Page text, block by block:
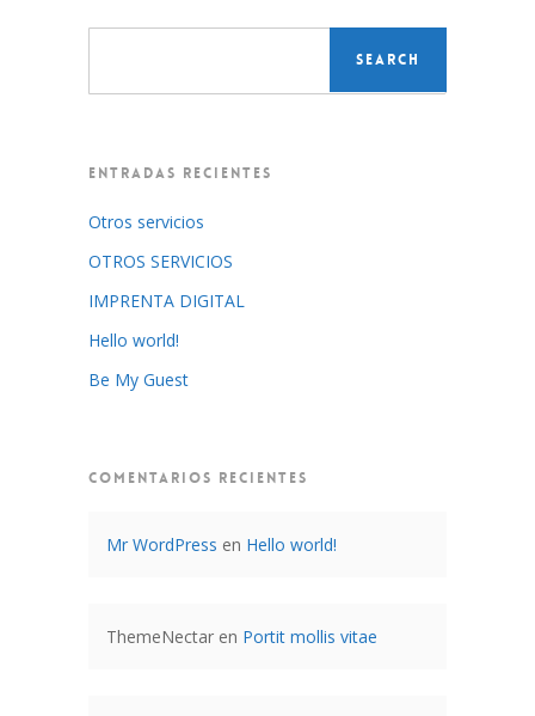
ENTRADAS RECIENTES
Otros servicios
OTROS SERVICIOS
IMPRENTA DIGITAL
Hello world!
Be My Guest
COMENTARIOS RECIENTES
Mr WordPress en Hello world!
ThemeNectar en Portit mollis vitae